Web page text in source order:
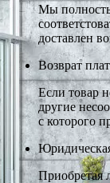
Мы
доставлен
Возврат
Если товар
другие
с которого
Приобретая